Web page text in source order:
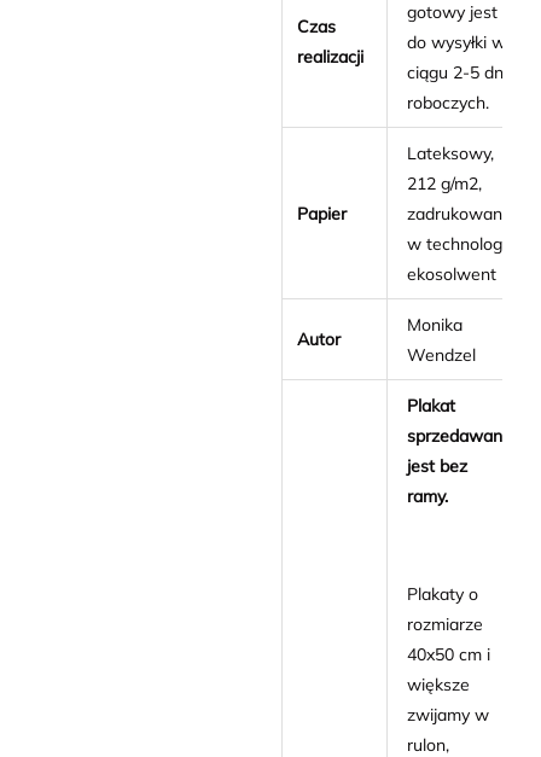
Czas
realizacji
gotowy jest
do wysyłki w
ciągu 2-5 dni
roboczych.
Papier
Lateksowy,
212 g/m2,
zadrukowany
w technologii
ekosolwent
Autor
Monika
Wendzel
Plakat
sprzedawany
jest bez
ramy.
Plakaty o
rozmiarze
40x50 cm i
większe
zwijamy w
rulon,